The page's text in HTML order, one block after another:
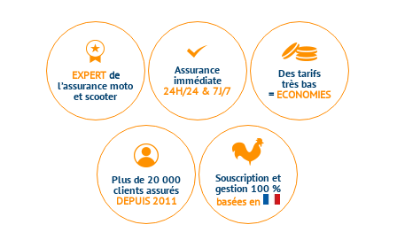
EXPERTde
l’assurance moto
et scooter
Assurance
immédiate
24H/24 & 7J/7
Des tarifs
très bas
= ECONOMIES
Plus de 20 000
clients assurés
DEPUIS 2011
Souscription et
gestion 100 %
basées en